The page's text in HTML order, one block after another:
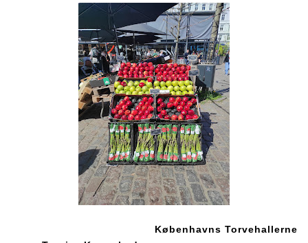
Københavns Torvehallerne